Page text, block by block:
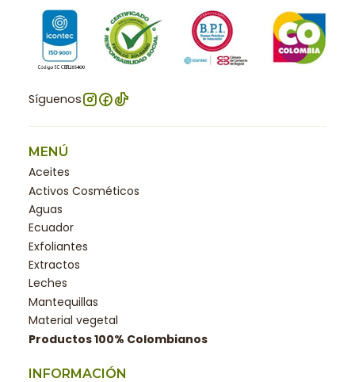
Síguenos
MENÚ
Aceites
Activos Cosméticos
Aguas
Ecuador
Exfoliantes
Extractos
Leches
Mantequillas
Material vegetal
Productos 100% Colombianos
INFORMACIÓN